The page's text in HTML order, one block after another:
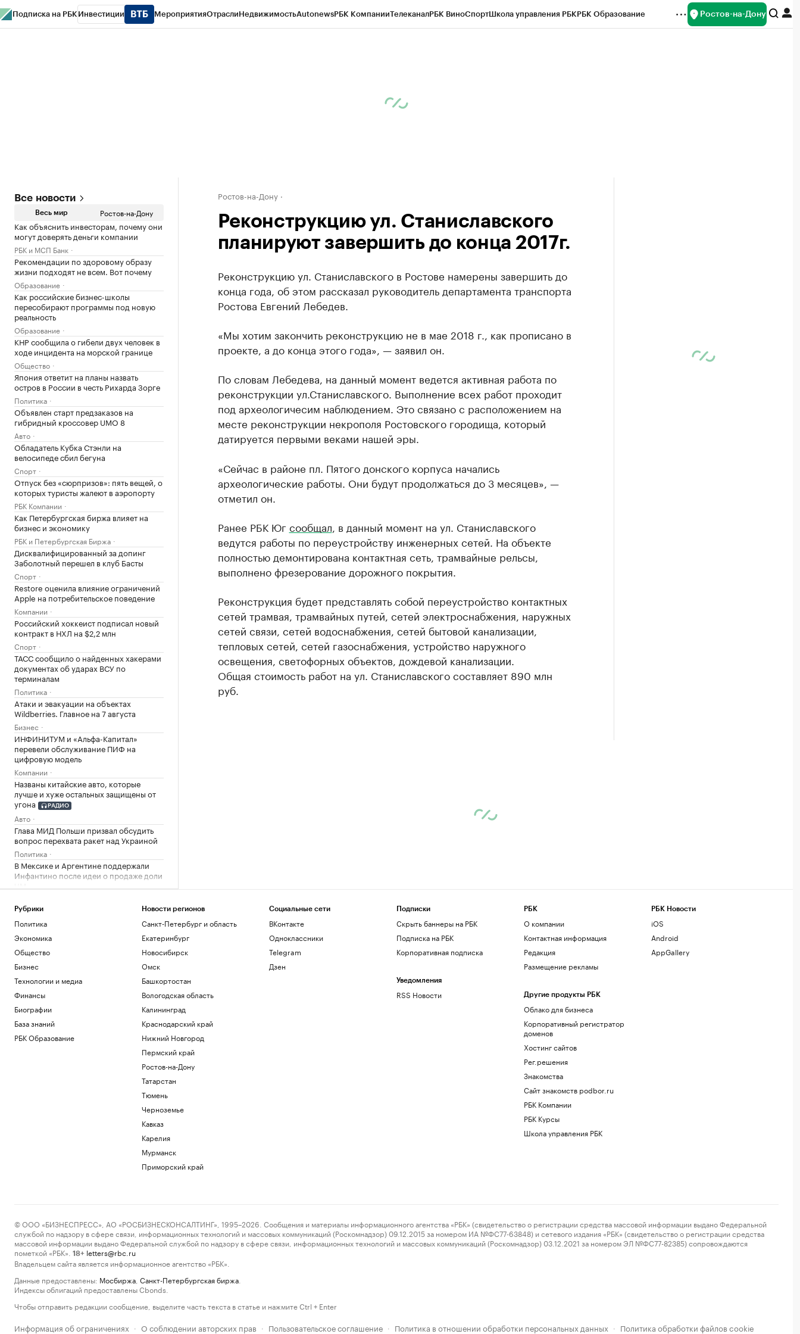
Подписка на РБК Инвестиции МероприятияОтраслиНедвижимостьAutonewsРБК КомпанииТелеканалРБК ВиноСпортШкола управления РБКРБК Образование Ростов-на-Дону
Все новости
Весь мир Ростов-на-Дону
Как объяснить инвесторам, почему они
могут доверять деньги компании
РБК и МСП Банк
Рекомендации по здоровому образу
жизни подходят не всем. Вот почему
Образование
Как российские бизнес-школы
пересобирают программы под новую
реальность
Образование
КНР сообщила о гибели двух человек в
ходе инцидента на морской границе
Общество
Япония ответит на планы назвать
остров в России в честь Рихарда Зорге
Политика
Объявлен старт предзаказов на
гибридный кроссовер UMO 8
Авто
Обладатель Кубка Стэнли на
велосипеде сбил бегуна
Спорт
Отпуск без «сюрпризов»: пять вещей, о
которых туристы жалеют в аэропорту
РБК Компании
Как Петербургская биржа влияет на
бизнес и экономику
РБК и Петербургская Биржа
Дисквалифицированный за допинг
Заболотный перешел в клуб Басты
Спорт
Restore оценила влияние ограничений
Apple на потребительское поведение
Компании
Российский хоккеист подписал новый
контракт в НХЛ на $2,2 млн
Спорт
ТАСС сообщило о найденных хакерами
документах об ударах ВСУ по
терминалам
Политика
Атаки и эвакуации на объектах
Wildberries. Главное на 7 августа
Бизнес
ИНФИНИТУМ и «Альфа-Капитал»
перевели обслуживание ПИФ на
цифровую модель
Компании
Названы китайские авто, которые
лучше и хуже остальных защищены от
угона
РАДИО
Авто
Глава МИД Польши призвал обсудить
вопрос перехвата ракет над Украиной
Политика
В Мексике и Аргентине поддержали
Инфантино после идеи о продаже доли
«Тактическая нищета»: как бизнес
имитирует нехватку денег ради выгоды
Образование
Lamoda расширяет инструменты
поддержки российских дизайнерских
брендов
Компании
Ростов-на-Дону
Реконструкцию ул. Станиславского
планируют завершить до конца 2017г.
Реконструкцию ул. Станиславского в Ростове намерены завершить до
конца года, об этом рассказал руководитель департамента транспорта
Ростова Евгений Лебедев.
«Мы хотим закончить реконструкцию не в мае 2018 г., как прописано в
проекте, а до конца этого года», — заявил он.
По словам Лебедева, на данный момент ведется активная работа по
реконструкции ул.Станиславского. Выполнение всех работ проходит
под археологичесим наблюдением. Это связано с расположением на
месте реконструкции некрополя Ростовского городища, который
датируется первыми веками нашей эры.
«Сейчас в районе пл. Пятого донского корпуса начались
археологические работы. Они будут продолжаться до 3 месяцев», —
отметил он.
Ранее РБК Юг сообщал , в данный момент на ул. Станиславского
ведутся работы по переустройству инженерных сетей. На объекте
полностью демонтирована контактная сеть, трамвайные рельсы,
выполнено фрезерование дорожного покрытия.
Реконструкция будет представлять собой переустройство контактных
сетей трамвая, трамвайных путей, сетей электроснабжения, наружных
сетей связи, сетей водоснабжения, сетей бытовой канализации,
тепловых сетей, сетей газоснабжения, устройство наружного
освещения, светофорных объектов, дождевой канализации.
Общая стоимость работ на ул. Станиславского составляет 890 млн
руб.
Рубрики
Политика
Экономика
Общество
Бизнес
Технологии и медиа
Финансы
Биографии
База знаний
РБК Образование
Новости регионов
Санкт-Петербург и область
Екатеринбург
Новосибирск
Омск
Башкортостан
Вологодская область
Калининград
Краснодарский край
Нижний Новгород
Пермский край
Ростов-на-Дону
Татарстан
Тюмень
Черноземье
Кавказ
Карелия
Мурманск
Приморский край
Социальные сети
ВКонтакте
Одноклассники
Telegram
Дзен
Подписки
Скрыть баннеры на РБК
Подписка на РБК
Корпоративная подписка
Уведомления
RSS Новости
РБК
О компании
Контактная информация
Редакция
Размещение рекламы
Другие продукты РБК
Облако для бизнеса
Корпоративный регистратор
доменов
Хостинг сайтов
Рег.решения
Знакомства
Сайт знакомств podbor.ru
РБК Компании
РБК Курсы
Школа управления РБК
РБК Новости
iOS
Android
AppGallery
© ООО «БИЗНЕСПРЕСС», АО «РОСБИЗНЕСКОНСАЛТИНГ», 1995–2026. Сообщения и материалы информационного агентства «РБК» (свидетельство о регистрации средства массовой информации выдано Федеральной
службой по надзору в сфере связи, информационных технологий и массовых коммуникаций (Роскомнадзор) 09.12.2015 за номером ИА №ФС77-63848) и сетевого издания «РБК» (свидетельство о регистрации средства
массовой информации выдано Федеральной службой по надзору в сфере связи, информационных технологий и массовых коммуникаций (Роскомнадзор) 03.12.2021 за номером ЭЛ №ФС77-82385) сопровождаются
пометкой «РБК».
18+ letters@rbc.ru
Владельцем сайта является информационное агентство «РБК».
Данные предоставлены: Мосбиржа Санкт-Петербургская биржа
Индексы облигаций предоставлены Cbonds.
Чтобы отправить редакции сообщение, выделите часть текста в статье и нажмите Ctrl + Enter
Информация об ограничениях · О соблюдении авторских прав · Пользовательское соглашение · Политика в отношении обработки персональных данных · Политика обработки файлов cookie